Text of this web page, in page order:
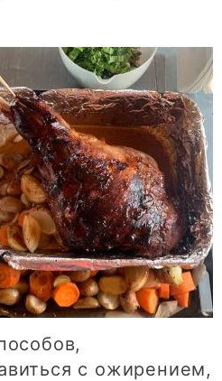
с ожирением,